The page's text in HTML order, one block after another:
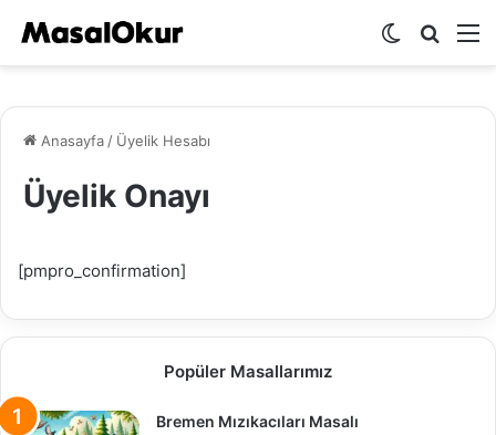
Arama
yap
Dış
görünümü
Anasayfa / Üyelik Hesabı
Üyelik Onayı
[pmpro_confirmation]
Popüler Masallarımız
Bremen Mızıkacıları Masalı